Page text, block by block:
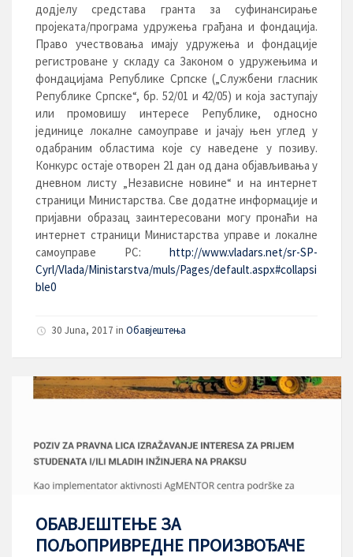
додјелу средстава гранта за суфинансирање
пројеката/програма удружења грађана и фондација.
Право учествовања имају удружења и фондације
регистроване у складу са Законом o удружењима и
фондацијама Републике Српске („Службени гласник
Републике Српске“, бр. 52/01 и 42/05) и која заступају
или промовишу интересе Републике, односно
јединице локалне самоуправе и јачају њен углед у
одабраним областима које су наведене у позиву.
Конкурс остаје отворен 21 дан од дана објављивања у
дневном листу „Независне новине“ и на интернет
страници Министарства. Све додатне информације и
пријавни образац заинтересовани могу пронаћи на
интернет страници Министарства управе и локалне
самоуправе РС: http://www.vladars.net/sr-SP-
Cyrl/Vlada/Ministarstva/muls/Pages/default.aspx#collapsi
ble0
30 Juna, 2017 in Обавјештења
ОБАВЈЕШТЕЊЕ ЗА
ПОЉОПРИВРЕДНЕ ПРОИЗВОЂАЧЕ